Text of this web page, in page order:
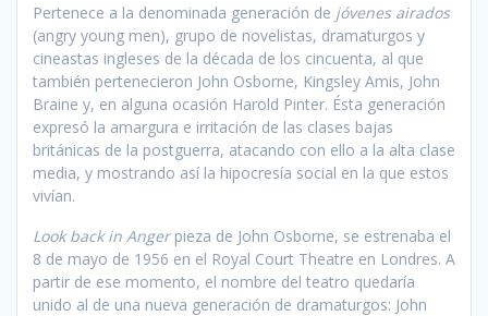
Pertenece a la denominada generación de jóvenes airados
(angry young men), grupo de novelistas, dramaturgos y
cineastas ingleses de la década de los cincuenta, al que
también pertenecieron John Osborne, Kingsley Amis, John
Braine y, en alguna ocasión Harold Pinter. Ésta generación
expresó la amargura e irritación de las clases bajas
británicas de la postguerra, atacando con ello a la alta clase
media, y mostrando así la hipocresía social en la que estos
vivían.
Look back in Angerpieza de John Osborne, se estrenaba el
8 de mayo de 1956 en el Royal Court Theatre en Londres. A
partir de ese momento, el nombre del teatro quedaría
unido al de una nueva generación de dramaturgos: John